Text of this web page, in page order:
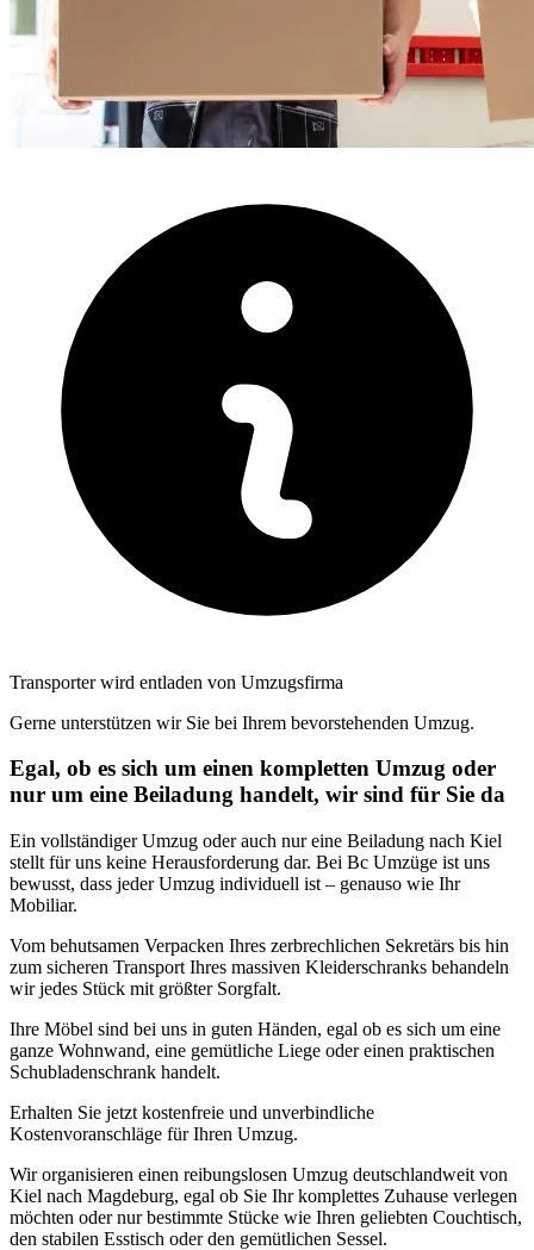
Transporter wird entladen von Umzugsfirma
Gerne unterstützen wir Sie bei Ihrem bevorstehenden Umzug.
Egal, ob es sich um einen kompletten Umzug oder
nur um eine Beiladung handelt, wir sind für Sie da
Ein vollständiger Umzug oder auch nur eine Beiladung nach Kiel
stellt für uns keine Herausforderung dar. Bei Bc Umzüge ist uns
bewusst, dass jeder Umzug individuell ist – genauso wie Ihr
Mobiliar.
Vom behutsamen Verpacken Ihres zerbrechlichen Sekretärs bis hin
zum sicheren Transport Ihres massiven Kleiderschranks behandeln
wir jedes Stück mit größter Sorgfalt.
Ihre Möbel sind bei uns in guten Händen, egal ob es sich um eine
ganze Wohnwand, eine gemütliche Liege oder einen praktischen
Schubladenschrank handelt.
Erhalten Sie jetzt kostenfreie und unverbindliche
Kostenvoranschläge für Ihren Umzug.
Wir organisieren einen reibungslosen Umzug deutschlandweit von
Kiel nach Magdeburg, egal ob Sie Ihr komplettes Zuhause verlegen
möchten oder nur bestimmte Stücke wie Ihren geliebten Couchtisch,
den stabilen Esstisch oder den gemütlichen Sessel.